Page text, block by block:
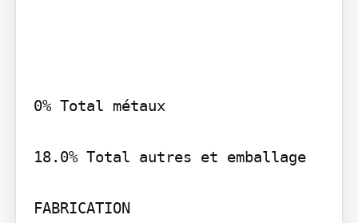
0% Total métaux
18.0% Total autres et emballage
FABRICATION